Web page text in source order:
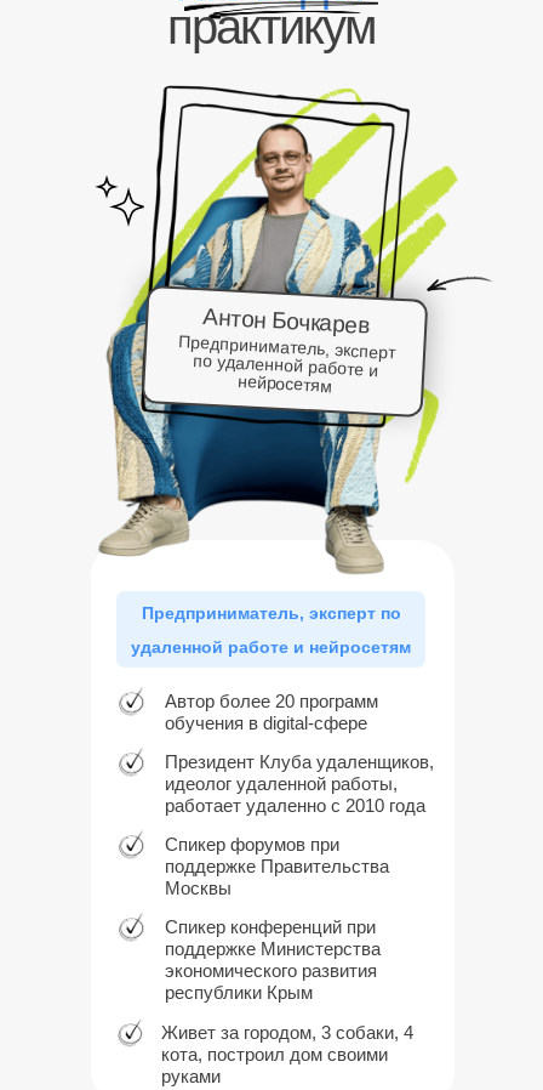
практикум
Автор более 20 программ
обучения в digital-сфере
Спикер форумов при
поддержке Правительства
Москвы
Президент Клуба удаленщиков,
идеолог удаленной работы,
работает удаленно с 2010 года
Спикер конференций при
поддержке Министерства
экономического развития
республики Крым
Живет за городом, 3 собаки, 4
кота, построил дом своими
руками
Антон Бочкарев
Предприниматель, эксперт
по удаленной работе и
нейросетям
Предприниматель, эксперт по
удаленной работе и нейросетям